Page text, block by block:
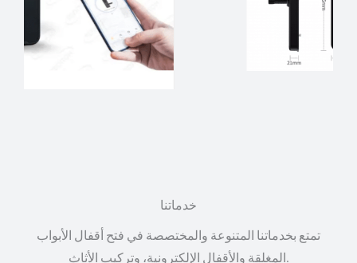
خدماتنا
تمتع بخدماتنا المتنوعة والمختصصة في فتح أقفال الأبواب